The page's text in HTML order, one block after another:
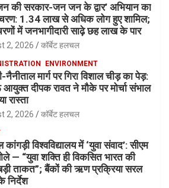
की सरकार-जन जन के द्वार’ अभियान का
1.34 लाख से अधिक लोग हुए शामिल;
में जनभागीदारी साढ़े छह लाख के पार
2, 2026 कॉर्बेट हलचल
ENVIRONMENT
नैनीताल मार्ग पर गिरा विशाल चीड़ का पेड़:
दीपक रावत ने मौके पर मोर्चा संभाल
रास्ता
2, 2026 कॉर्बेट हलचल
विश्वविद्यालय में ‘युवा संवाद’: सीएम
— “युवा शक्ति ही विकसित भारत की
ताकत”; बैंकों की ऋण प्रक्रिया सरल
निर्देश